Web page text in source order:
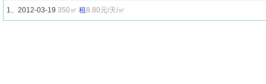
1、2012-03-19 350㎡ 租8.80元/天/㎡